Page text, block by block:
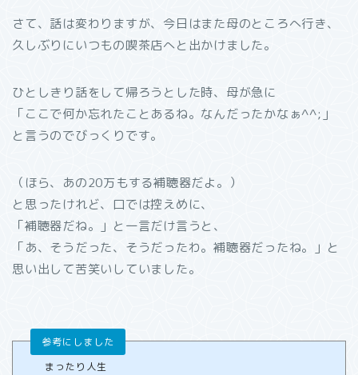
さて、話は変わりますが、今日はまた母のところへ行き、
久しぶりにいつもの喫茶店へと出かけました。
ひとしきり話をして帰ろうとした時、母が急に
「ここで何か忘れたことあるね。なんだったかなぁ^^;」
と言うのでびっくりです。
（ほら、あの20万もする補聴器だよ。）
と思ったけれど、口では控えめに、
「補聴器だね。」と一言だけ言うと、
「あ、そうだった、そうだったわ。補聴器だったね。」と
思い出して苦笑いしていました。
まったり人生